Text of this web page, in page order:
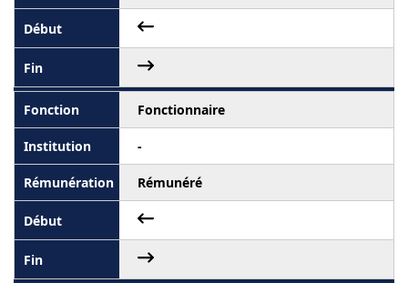
Fonctionnaire
-
Rémunéré